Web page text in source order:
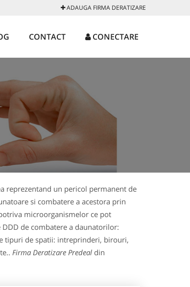
ADAUGA FIRMA DERATIZARE
CONTACT CONECTARE
reprezentand un pericol permanent de
si combatere a acestora prin
microorganismelor ce pot
de combatere a daunatorilor:
tipuri de spatii: intreprinderi, birouri,
Firma Deratizare Predeal din